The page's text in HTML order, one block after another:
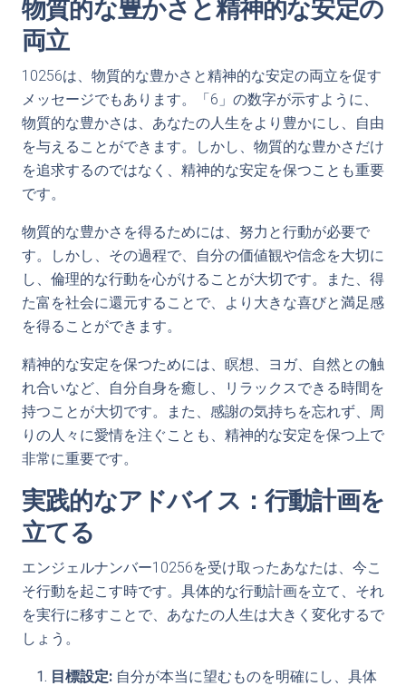
物質的な豊かさと精神的な安定の
両立
10256は、物質的な豊かさと精神的な安定の両立を促す
メッセージでもあります。「6」の数字が示すように、
物質的な豊かさは、あなたの人生をより豊かにし、自由
を与えることができます。しかし、物質的な豊かさだけ
を追求するのではなく、精神的な安定を保つことも重要
です。
物質的な豊かさを得るためには、努力と行動が必要で
す。しかし、その過程で、自分の価値観や信念を大切に
し、倫理的な行動を心がけることが大切です。また、得
た富を社会に還元することで、より大きな喜びと満足感
を得ることができます。
精神的な安定を保つためには、瞑想、ヨガ、自然との触
れ合いなど、自分自身を癒し、リラックスできる時間を
持つことが大切です。また、感謝の気持ちを忘れず、周
りの人々に愛情を注ぐことも、精神的な安定を保つ上で
非常に重要です。
実践的なアドバイス：行動計画を
立てる
エンジェルナンバー10256を受け取ったあなたは、今こ
そ行動を起こす時です。具体的な行動計画を立て、それ
を実行に移すことで、あなたの人生は大きく変化するで
しょう。
目標設定: 自分が本当に望むものを明確にし、具体